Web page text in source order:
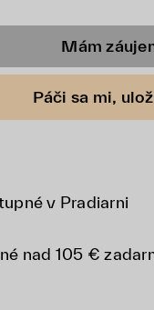
Mám
Páči sa mi,
v Pradiarni
nad 105 €